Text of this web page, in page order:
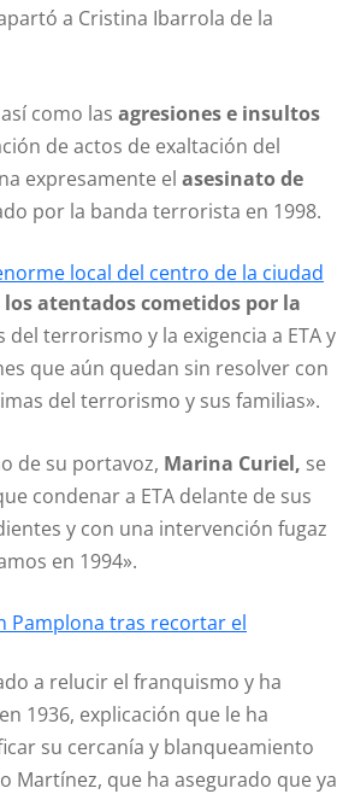
a Cristina Ibarrola de la
como las agresiones e insultos
de actos de exaltación del
expresamente el asesinato de
por la banda terrorista en 1998.
local del centro de la ciudad
atentados cometidos por la
terrorismo y la exigencia a ETA y
que aún quedan sin resolver con
del terrorismo y sus familias».
de su portavoz, Marina Curiel, se
condenar a ETA delante de sus
y con una intervención fugaz
en 1994».
Pamplona tras recortar el
a relucir el franquismo y ha
1936, explicación que le ha
su cercanía y blanqueamiento
Martínez, que ha asegurado que ya